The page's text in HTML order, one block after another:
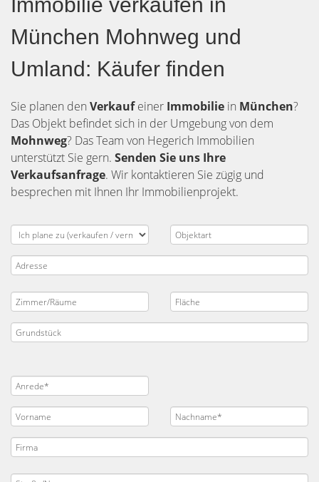
München Mohnweg und
Umland: Käufer finden
Sie planen den Verkaufeiner Immobilie in München?
Das Objekt befindet sich in der Umgebung von dem
Mohnweg? Das Team von Hegerich Immobilien
unterstützt Sie gern. Senden Sie uns Ihre
Verkaufsanfrage. Wir kontaktieren Sie zügig und
besprechen mit Ihnen Ihr Immobilienprojekt.